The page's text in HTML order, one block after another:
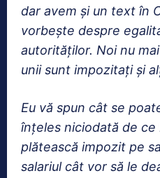
dar avem și un text în
vorbește despre
autorităților. Noi nu
unii sunt impozitați și
Eu vă spun cât se
înțeles niciodată de
plătească impozit pe
salariul cât vor să le